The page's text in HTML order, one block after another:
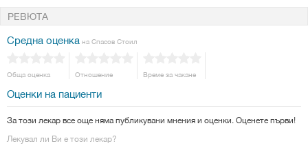
РЕВЮТА
Средна оценка на Спасов Стоил
Обща оценка Отношение Време за чакане
Оценки на пациенти
За този лекар все още няма публикувани мнения и оценки. Оценете първи!
Лекувал ли Ви е този лекар?